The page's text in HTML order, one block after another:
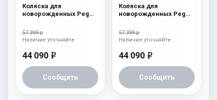
Коляска для
новорожденных Peg
(шасси White/Black)
aquamarine
57 399 р
44 090 e
Сообщить
Наличие уточняйте
Коляска для
новорожденных Peg
(шасси White/Black)
Cream
57 399 р
44 090 e
Сообщить
Наличие уточняйте